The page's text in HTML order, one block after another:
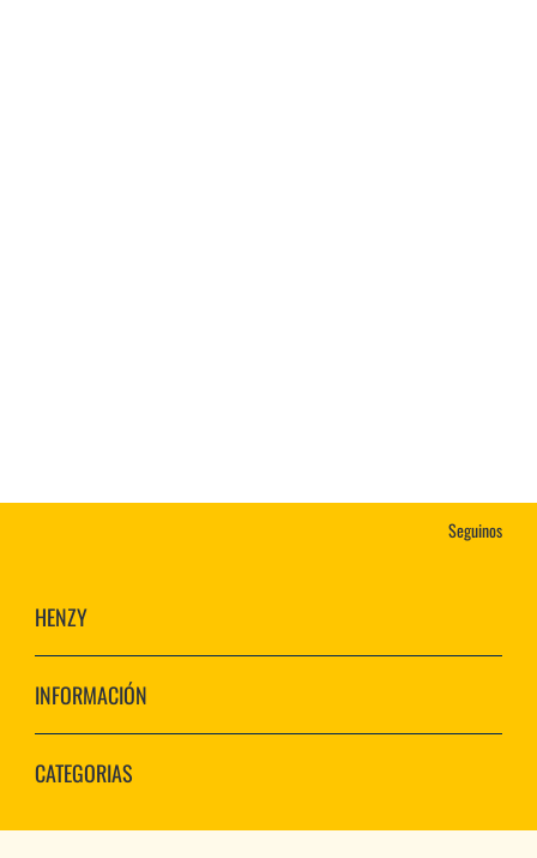
Seguinos
HENZY
INFORMACIÓN
CATEGORIAS